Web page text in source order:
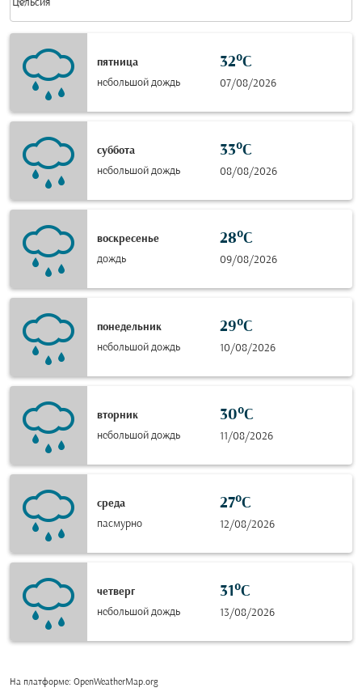
Цельсия
пятница
небольшой дождь
32°C
07/08/2026
суббота
небольшой дождь
33°C
08/08/2026
воскресенье
дождь
28°C
09/08/2026
понедельник
небольшой дождь
29°C
10/08/2026
вторник
небольшой дождь
30°C
11/08/2026
среда
пасмурно
27°C
12/08/2026
четверг
небольшой дождь
31°C
13/08/2026
На платформе: OpenWeatherMap.org